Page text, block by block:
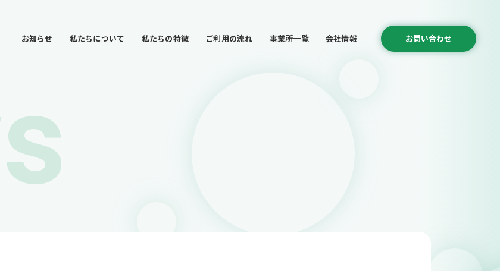
お知らせ 私たちについて 私たちの特徴 ご利用の流れ 事業所一覧 会社情報 お問い合わせ